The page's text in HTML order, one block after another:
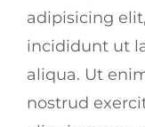
adipisicing
incididunt ut
aliqua. Ut
nostrud